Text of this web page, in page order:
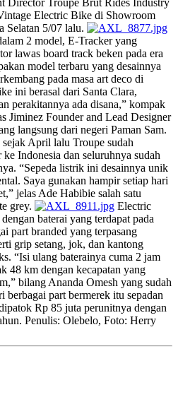
Electric Bike di Showroom
Selatan 5/07 lalu.
2 model, E-Tracker yang
lawas board track beken pada era
model terbaru yang desainnya
pada masa art deco di
ini berasal dari Santa Clara,
perakitannya ada disana,” kompak
Jiminez Founder and Lead Designer
langsung dari negeri Paman Sam.
sejak April lalu Troupe sudah
Indonesia dan seluruhnya sudah
“Sepeda listrik ini desainnya unik
Saya gunakan hampir setiap hari
jelas Ade Habibie salah satu
grey.
Electric
baterai yang terdapat pada
part branded yang terpasang
grip setang, jok, dan kantong
“Isi ulang baterainya cuma 2 jam
48 km dengan kecapatan yang
bilang Ananda Omesh yang sudah
part bermerek itu sepadan
Rp 85 juta perunitnya dengan
Penulis: Olebelo, Foto: Herry